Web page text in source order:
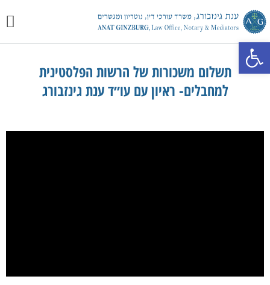
פתח סרגל נגישות
תשלום משכורות של הרשות הפלסטינית
למחבלים- ראיון עם עו״ד ענת גינזבורג